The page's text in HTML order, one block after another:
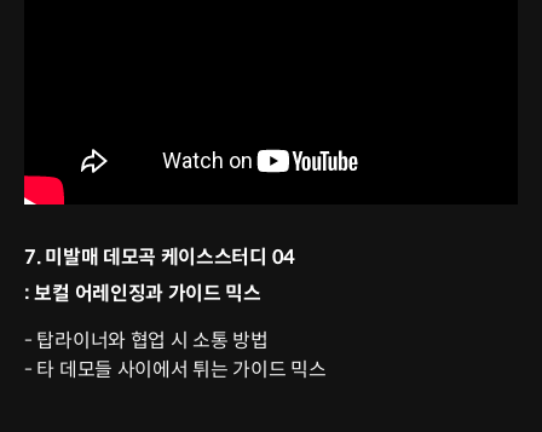
7. 미발매 데모곡 케이스스터디 04
: 보컬 어레인징과 가이드 믹스
- 탑라이너와 협업 시 소통 방법
- 타 데모들 사이에서 튀는 가이드 믹스